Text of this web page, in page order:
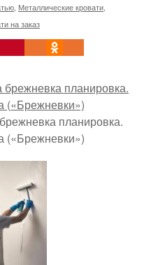
Металлические кровати
на заказ
планировка.
(«Брежневки»)